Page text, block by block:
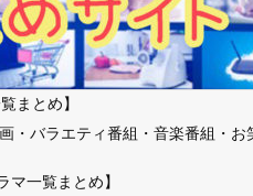
まとめ】
・バラエティ番組・音楽番組・
マ一覧まとめ】